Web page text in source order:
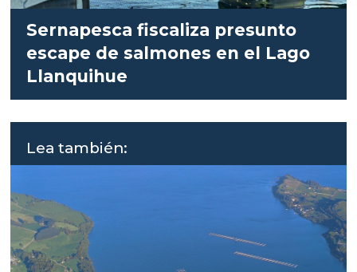
Sernapesca fiscaliza presunto
escape de salmones en el Lago
Llanquihue
Lea también: